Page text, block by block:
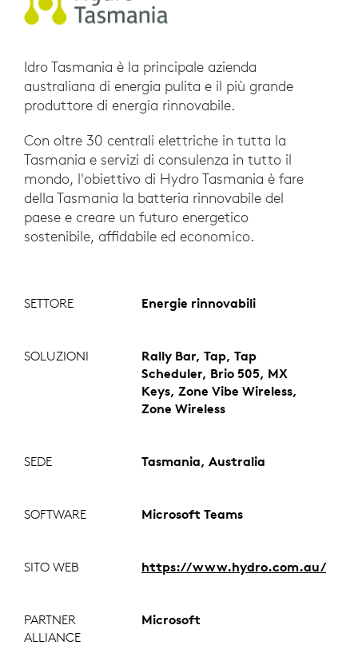
Idro Tasmania è la principale azienda
australiana di energia pulita e il più grande
produttore di energia rinnovabile.
Con oltre 30 centrali elettriche in tutta la
Tasmania e servizi di consulenza in tutto il
mondo, l'obiettivo di Hydro Tasmania è fare
della Tasmania la batteria rinnovabile del
paese e creare un futuro energetico
sostenibile, affidabile ed economico.
SETTORE Energie rinnovabili
SOLUZIONI
Rally Bar, Tap, Tap
Scheduler, Brio 505, MX
Keys, Zone Vibe Wireless,
Zone Wireless
SEDE Tasmania, Australia
SOFTWARE Microsoft Teams
SITO WEB https://www.hydro.com.au/
PARTNER
ALLIANCE
Microsoft